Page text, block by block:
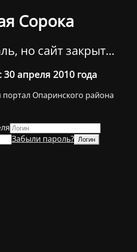
Сорока
но сайт закрыт...
апреля 2010 года
Опаринского района
Забыли пароль?